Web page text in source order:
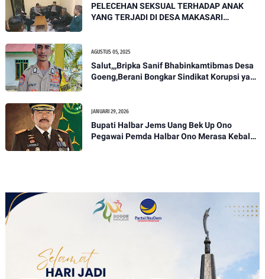
PELECEHAN SEKSUAL TERHADAP ANAK
YANG TERJADI DI DESA MAKASARI
AGUSTUS 05, 2025
Salut,,,Bripka Sanif Bhabinkamtibmas Desa
Goeng,Berani Bongkar Sindikat Korupsi yang
JANUARI 29, 2026
Bupati Halbar Jems Uang Bek Up Ono
Pegawai Pemda Halbar Ono Merasa Kebal